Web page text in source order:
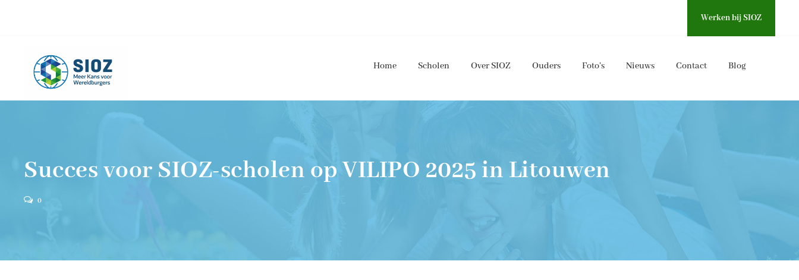
Werken bij SIOZ
Home Scholen Over SIOZ Ouders Foto’s Nieuws Contact Blog
Succes voor SIOZ-scholen op VILIPO 2025 in Litouwen
0